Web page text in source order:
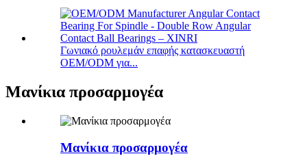
Γωνιακό ρουλεμάν επαφής κατασκευαστή
OEM/ODM για...
Μανίκια προσαρμογέα
Μανίκια προσαρμογέα